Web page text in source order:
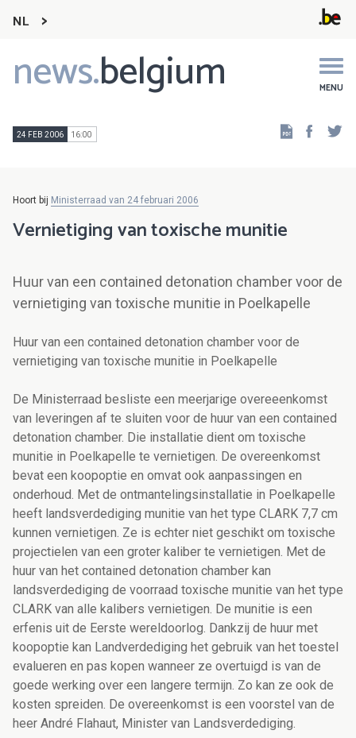
NL
news.belgium MENU
Main
navigation
24 FEB 2006 16:00
Hoort bij Ministerraad van 24 februari 2006
Vernietiging van toxische munitie
Huur van een contained detonation chamber voor de
vernietiging van toxische munitie in Poelkapelle
Huur van een contained detonation chamber voor de
vernietiging van toxische munitie in Poelkapelle
De Ministerraad besliste een meerjarige overeeenkomst
van leveringen af te sluiten voor de huur van een contained
detonation chamber. Die installatie dient om toxische
munitie in Poelkapelle te vernietigen. De overeenkomst
bevat een koopoptie en omvat ook aanpassingen en
onderhoud. Met de ontmantelingsinstallatie in Poelkapelle
heeft landsverdediging munitie van het type CLARK 7,7 cm
kunnen vernietigen. Ze is echter niet geschikt om toxische
projectielen van een groter kaliber te vernietigen. Met de
huur van het contained detonation chamber kan
landsverdediging de voorraad toxische munitie van het type
CLARK van alle kalibers vernietigen. De munitie is een
erfenis uit de Eerste wereldoorlog. Dankzij de huur met
koopoptie kan Landverdediging het gebruik van het toestel
evalueren en pas kopen wanneer ze overtuigd is van de
goede werking over een langere termijn. Zo kan ze ook de
kosten spreiden. De overeenkomst is een voorstel van de
heer André Flahaut, Minister van Landsverdediging.